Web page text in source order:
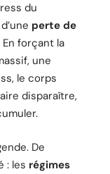
du
perte de
forçant la
une
le corps
disparaître,
De
: les régimes